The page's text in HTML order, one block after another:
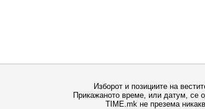
Изборот и позициите на
Прикажаното време, или датум, се
TIME.mk не презема